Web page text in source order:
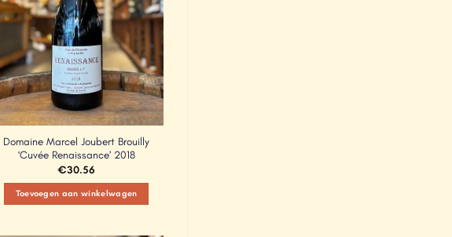
Domaine Marcel Joubert Brouilly
‘Cuvée Renaissance’ 2018
€30.56
Toevoegen aan winkelwagen